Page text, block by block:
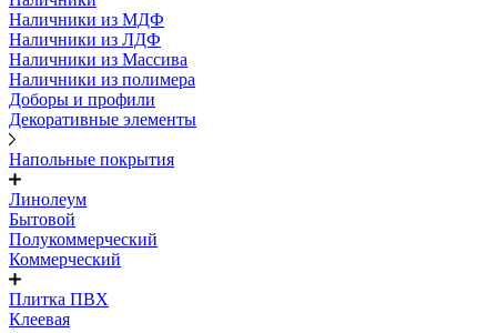
Наличники из МДФ
Наличники из ЛДФ
Наличники из Массива
Наличники из полимера
Доборы и профили
Декоративные элементы
Напольные покрытия
Линолеум
Бытовой
Полукоммерческий
Коммерческий
Плитка ПВХ
Клеевая